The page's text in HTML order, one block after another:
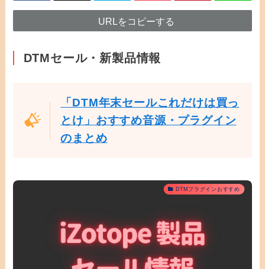
URLをコピーする
DTMセール・新製品情報
「DTM年末セールこれだけは買っ
とけ」おすすめ音源・プラグイン
のまとめ
DTMプラグインおすすめ